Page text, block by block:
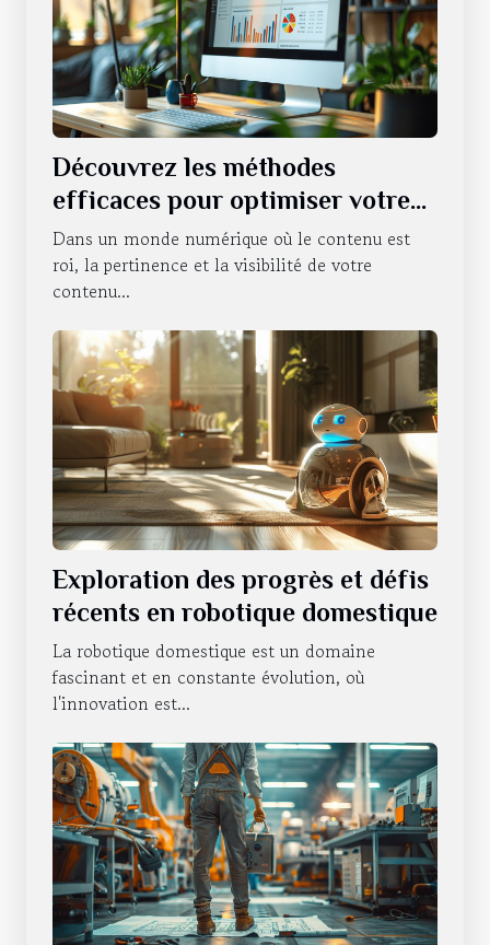
Découvrez les méthodes
efficaces pour optimiser votre
contenu web
Dans un monde numérique où le contenu est
roi, la pertinence et la visibilité de votre
contenu...
Exploration des progrès et défis
récents en robotique domestique
La robotique domestique est un domaine
fascinant et en constante évolution, où
l'innovation est...